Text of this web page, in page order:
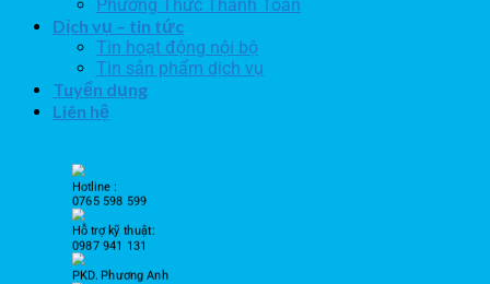
Phương Thức Thanh Toán
Dịch vụ – tin tức
Tin hoạt động nội bộ
Tin sản phẩm dịch vụ
Tuyển dụng
Liên hệ
Hotline :
0765 598 599
Hỗ trợ kỹ thuật:
0987 941 131
PKD. Phương Anh